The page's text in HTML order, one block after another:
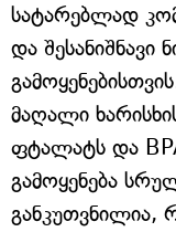
სატარებლად
და
მაღალი
ფტალატს და
გამოყენება
განკუთვნილია,